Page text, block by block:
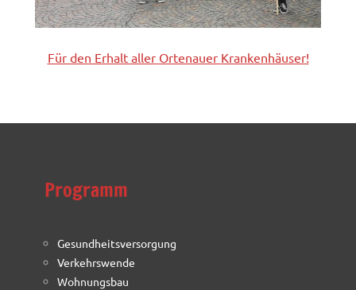
Für den Erhalt aller Ortenauer Krankenhäuser!
Programm
Gesundheitsversorgung
Verkehrswende
Wohnungsbau